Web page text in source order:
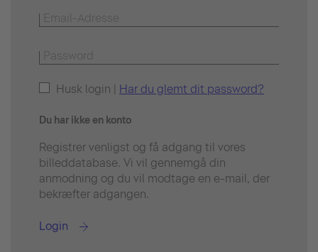
Husk login | Har du glemt dit password?
Du har ikke en konto
Registrer venligst og få adgang til vores
billeddatabase. Vi vil gennemgå din
anmodning og du vil modtage en e-mail, der
bekræfter adgangen.
Login